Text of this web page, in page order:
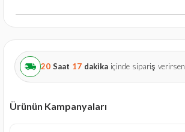
20 Saat 17 dakika içinde sipariş verirsen
Ürünün Kampanyaları